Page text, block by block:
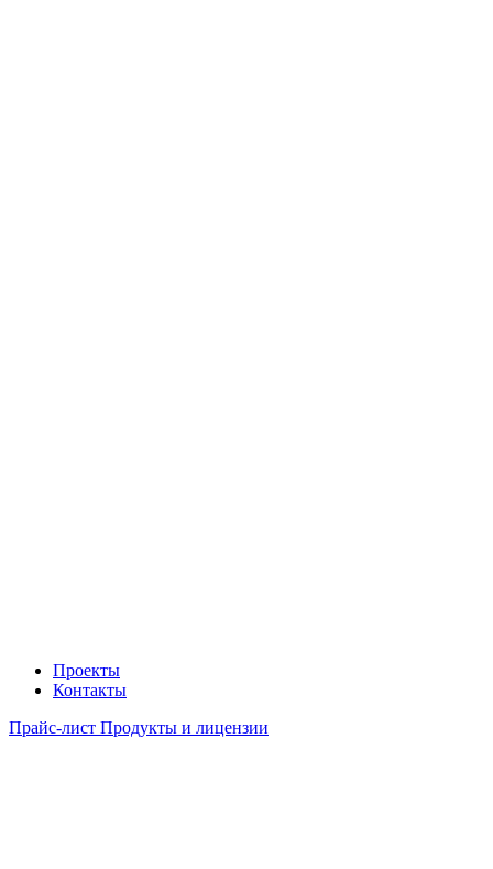
Проекты
Контакты
Прайс-лист Продукты и лицензии